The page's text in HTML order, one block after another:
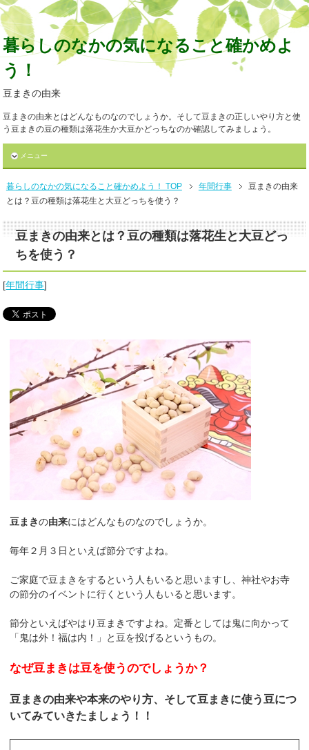
暮らしのなかの気になること確かめよ
う！
豆まきの由来
豆まきの由来とはどんなものなのでしょうか。そして豆まきの正しいやり方と使
う豆まきの豆の種類は落花生か大豆かどっちなのか確認してみましょう。
メニュー
暮らしのなかの気になること確かめよう！ TOP 年間行事
豆まきの由来
とは？豆の種類は落花生と大豆どっちを使う？
豆まきの由来とは？豆の種類は落花生と大豆どっ
ちを使う？
[年間行事]
豆まきの由来にはどんなものなのでしょうか。
毎年２月３日といえば節分ですよね。
ご家庭で豆まきをするという人もいると思いますし、神社やお寺
の節分のイベントに行くという人もいると思います。
節分といえばやはり豆まきですよね。定番としては鬼に向かって
「鬼は外！福は内！」と豆を投げるというもの。
なぜ豆まきは豆を使うのでしょうか？
豆まきの由来や本来のやり方、そして豆まきに使う豆につ
いてみていきたましょう！！